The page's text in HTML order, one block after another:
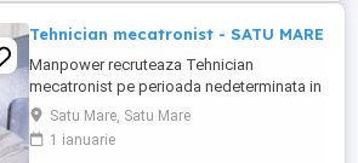
Tehnician mecatronist - SATU MARE
Manpower recruteaza Tehnician
mecatronist pe perioada nedeterminata in
Satu Mare. Scopul rolului: Asigură
mentenanța integrată mecanică-
electronică a echipamentelor și
Satu Mare, Satu Mare
1 ianuarie